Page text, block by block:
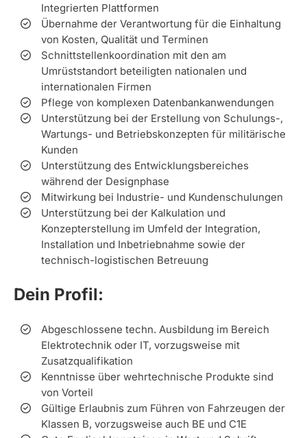
Integrierten Plattformen
Übernahme der Verantwortung für die Einhaltung
von Kosten, Qualität und Terminen
Schnittstellenkoordination mit den am
Umrüststandort beteiligten nationalen und
internationalen Firmen
Pflege von komplexen Datenbankanwendungen
Unterstützung bei der Erstellung von Schulungs-,
Wartungs- und Betriebskonzepten für militärische
Kunden
Unterstützung des Entwicklungsbereiches
während der Designphase
Mitwirkung bei Industrie- und Kundenschulungen
Unterstützung bei der Kalkulation und
Konzepterstellung im Umfeld der Integration,
Installation und Inbetriebnahme sowie der
technisch-logistischen Betreuung
Dein Profil:
Abgeschlossene techn. Ausbildung im Bereich
Elektrotechnik oder IT, vorzugsweise mit
Zusatzqualifikation
Kenntnisse über wehrtechnische Produkte sind
von Vorteil
Gültige Erlaubnis zum Führen von Fahrzeugen der
Klassen B, vorzugsweise auch BE und C1E